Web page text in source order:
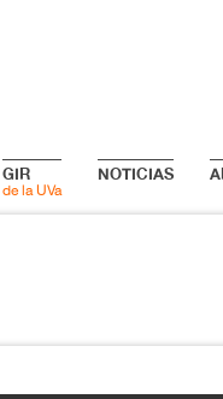
GIR
de la UVa
NOTICIAS